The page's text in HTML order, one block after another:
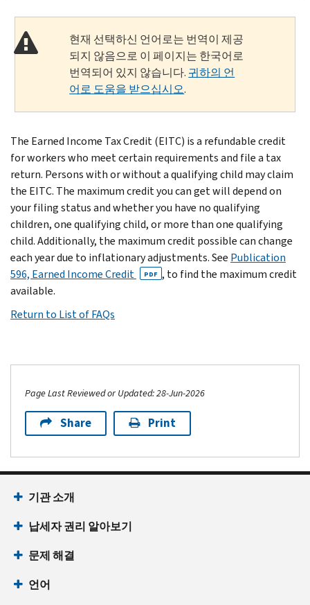
현재 선택하신 언어로는 번역이 제공
되지 않음으로 이 페이지는 한국어로
번역되어 있지 않습니다. 귀하의 언
어로 도움을 받으십시오.
The Earned Income Tax Credit (EITC) is a refundable credit
for workers who meet certain requirements and file a tax
return. Persons with or without a qualifying child may claim
the EITC. The maximum credit you can get will depend on
your filing status and whether you have no qualifying
children, one qualifying child, or more than one qualifying
child. Additionally, the maximum credit possible can change
each year due to inflationary adjustments. See Publication
596, Earned Income Credit
PDF , to find the maximum credit
available.
Return to List of FAQs
Page Last Reviewed or Updated: 28-Jun-2026
Share Print
기관 소개
납세자 권리 알아보기
문제 해결
언어